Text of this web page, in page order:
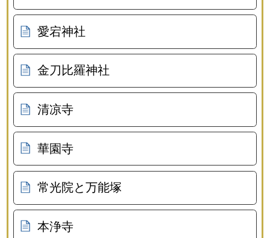
愛宕神社
金刀比羅神社
清凉寺
華園寺
常光院と万能塚
本浄寺